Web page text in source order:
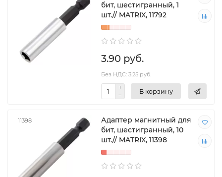
бит, шестигранный, 1
шт.// MATRIX, 11792
3.90 руб.
Без НДС: 3.25 руб.
В корзину
11398
Адаптер магнитный для
бит, шестигранный, 10
шт.// MATRIX, 11398